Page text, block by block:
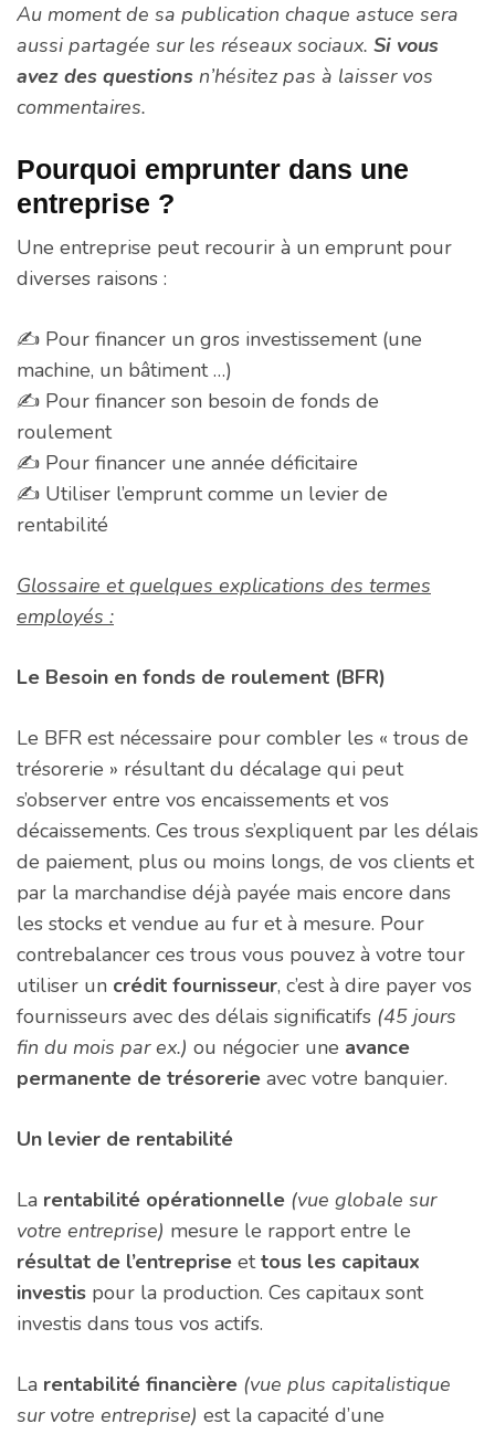
Au moment de sa publication chaque astuce sera
aussi partagée sur les réseaux sociaux. Si vous
avez des questions n’hésitez pas à laisser vos
commentaires.
Pourquoi emprunter dans une
entreprise ?
Une entreprise peut recourir à un emprunt pour
diverses raisons :
✍️ Pour financer un gros investissement (une
machine, un bâtiment …)
✍️ Pour financer son besoin de fonds de
roulement
✍️ Pour financer une année déficitaire
✍️ Utiliser l’emprunt comme un levier de
rentabilité
Glossaire et quelques explications des termes
employés :
Le Besoin en fonds de roulement (BFR)
Le BFR est nécessaire pour combler les « trous de
trésorerie » résultant du décalage qui peut
s’observer entre vos encaissements et vos
décaissements. Ces trous s’expliquent par les délais
de paiement, plus ou moins longs, de vos clients et
par la marchandise déjà payée mais encore dans
les stocks et vendue au fur et à mesure. Pour
contrebalancer ces trous vous pouvez à votre tour
utiliser un crédit fournisseur, c’est à dire payer vos
fournisseurs avec des délais significatifs (45 jours
fin du mois par ex.) ou négocier une avance
permanente de trésorerie avec votre banquier.
Un levier de rentabilité
La rentabilité opérationnelle (vue globale sur
votre entreprise) mesure le rapport entre le
résultat de l’entreprise ettous les capitaux
investis pour la production. Ces capitaux sont
investis dans tous vos actifs.
La rentabilité financière (vue plus capitalistique
sur votre entreprise) est la capacité d’une